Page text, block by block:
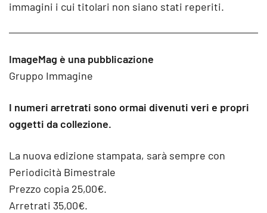
immagini i cui titolari non siano stati reperiti.
ImageMag è una pubblicazione
Gruppo Immagine
I numeri arretrati sono ormai divenuti veri e propri
oggetti da collezione.
La nuova edizione stampata, sarà sempre con
Periodicità Bimestrale
Prezzo copia 25,00€.
Arretrati 35,00€.